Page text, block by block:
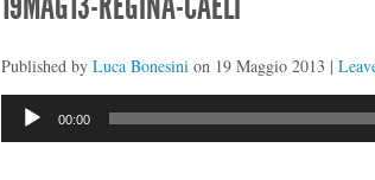
Published by Luca Bonesinion 19 Maggio 2013 |
Audio
Player
00:00